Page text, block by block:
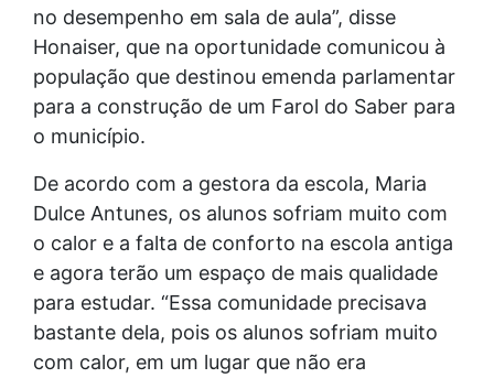
no desempenho em sala de aula”, disse
Honaiser, que na oportunidade comunicou à
população que destinou emenda parlamentar
para a construção de um Farol do Saber para
o município.
De acordo com a gestora da escola, Maria
Dulce Antunes, os alunos sofriam muito com
o calor e a falta de conforto na escola antiga
e agora terão um espaço de mais qualidade
para estudar. “Essa comunidade precisava
bastante dela, pois os alunos sofriam muito
com calor, em um lugar que não era